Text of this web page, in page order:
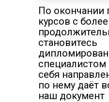
По окончании
курсов с
становитесь
себя
по нему даёт
наш документ